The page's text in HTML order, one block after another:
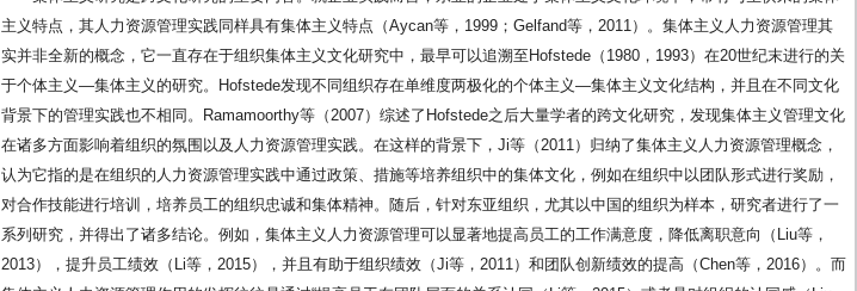
主义特点，其人力资源管理实践同样具有集体主义特点（Aycan等，1999；Gelfand等，2011）。集体主义人力资源管理其
实并非全新的概念，它一直存在于组织集体主义文化研究中，最早可以追溯至Hofstede（1980，1993）在20世纪末进行的关
于个体主义—集体主义的研究。Hofstede发现不同组织存在单维度两极化的个体主义—集体主义文化结构，并且在不同文化
背景下的管理实践也不相同。Ramamoorthy等（2007）综述了Hofstede之后大量学者的跨文化研究，发现集体主义管理文化
在诸多方面影响着组织的氛围以及人力资源管理实践。在这样的背景下，Ji等（2011）归纳了集体主义人力资源管理概念，
认为它指的是在组织的人力资源管理实践中通过政策、措施等培养组织中的集体文化，例如在组织中以团队形式进行奖励，
对合作技能进行培训，培养员工的组织忠诚和集体精神。随后，针对东亚组织，尤其以中国的组织为样本，研究者进行了一
系列研究，并得出了诸多结论。例如，集体主义人力资源管理可以显著地提高员工的工作满意度，降低离职意向（Liu等，
2013），提升员工绩效（Li等，2015），并且有助于组织绩效（Ji等，2011）和团队创新绩效的提高（Chen等，2016）。而